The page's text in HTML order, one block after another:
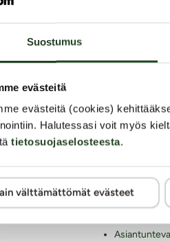
Suostumus
evästeitä
evästeitä (cookies)
Halutessasi voit myös
tietosuojaselosteesta.
välttämättömät evästeet
Laaja ja
Arkisin
samana
Ilmainen
Paljon